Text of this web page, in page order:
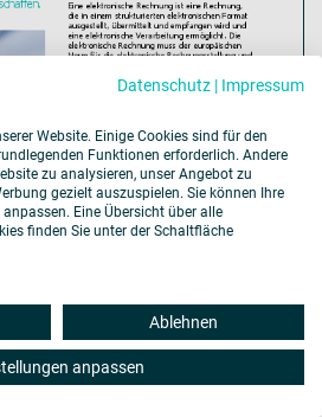
Datenschutz | Impressum
Website. Einige Cookies sind für den
Funktionen erforderlich. Andere
zu analysieren, unser Angebot zu
gezielt auszuspielen. Sie können Ihre
Eine Übersicht über alle
finden Sie unter der Schaltfläche
Ablehnen
anpassen